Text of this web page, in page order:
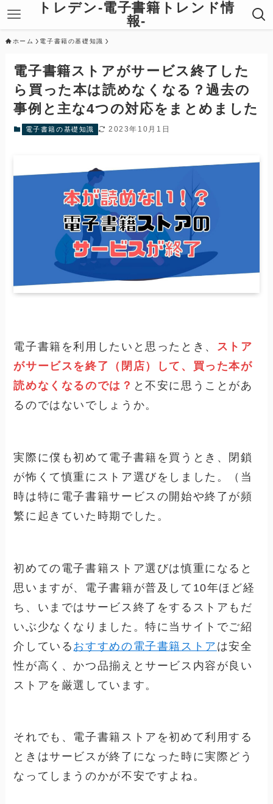
トレデン-電子書籍トレンド情
報-
ホーム 電子書籍の基礎知識
電子書籍ストアがサービス終了した
ら買った本は読めなくなる？過去の
事例と主な4つの対応をまとめました
電子書籍の基礎知識 2023年10月1日
電子書籍を利用したいと思ったとき、 ストア
がサービスを終了（閉店）して、買った本が
読めなくなるのでは？ と不安に思うことがあ
るのではないでしょうか。
実際に僕も初めて電子書籍を買うとき、閉鎖
が怖くて慎重にストア選びをしました。（当
時は特に電子書籍サービスの開始や終了が頻
繁に起きていた時期でした。
初めての電子書籍ストア選びは慎重になると
思いますが、電子書籍が普及して10年ほど経
ち、いまではサービス終了をするストアもだ
いぶ少なくなりました。特に当サイトでご紹
介している おすすめの電子書籍ストア は安全
性が高く、かつ品揃えとサービス内容が良い
ストアを厳選しています。
それでも、電子書籍ストアを初めて利用する
ときはサービスが終了になった時に実際どう
なってしまうのかが不安ですよね。